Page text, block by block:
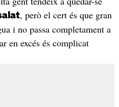
, però el cert és que gran
i no passa completament a
en excés és complicat